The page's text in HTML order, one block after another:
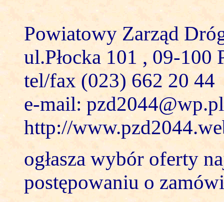
Powiatowy Zarząd
ul.Płocka 101 , 09-100
tel/fax (023) 662 20 44
e-mail: pzd2044@wp.pl
http://
ogłasza wybór oferty
postępowaniu o